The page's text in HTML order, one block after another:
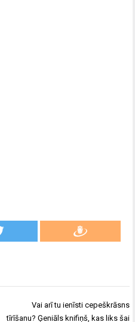
Vai arī tu ienīsti cepeškrāsns
tīrīšanu? Ģeniāls knifiņš, kas liks šai